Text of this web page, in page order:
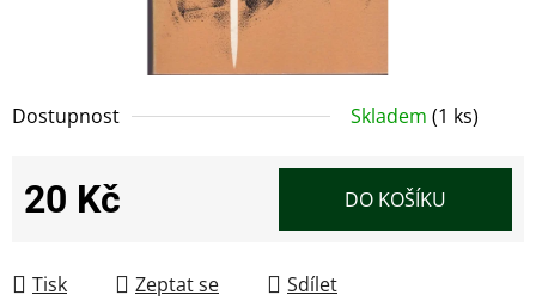
Dostupnost Skladem (1 ks)
20 Kč DO KOŠÍKU
Tisk Zeptat se Sdílet